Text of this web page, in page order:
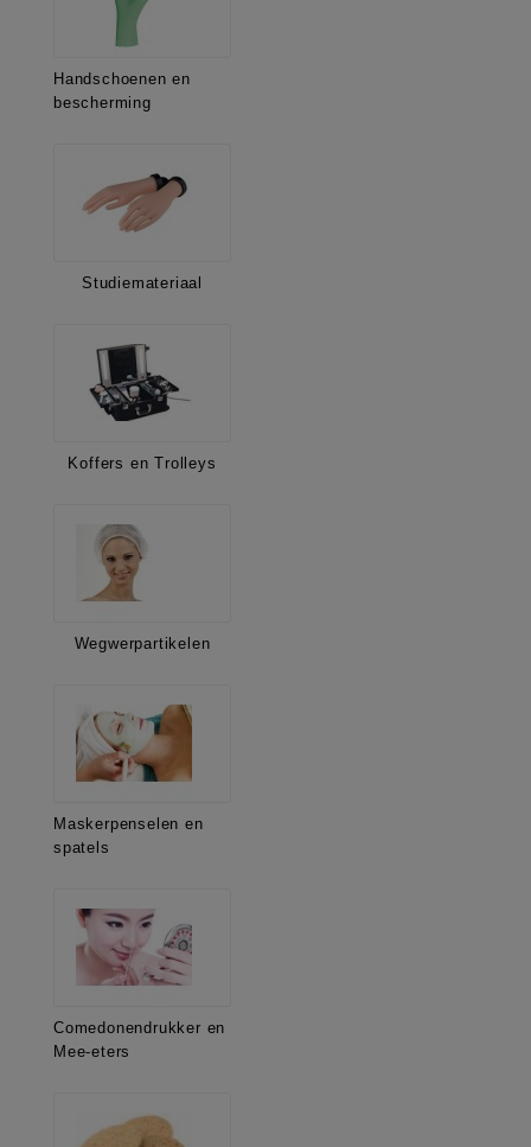
Handschoenen en
bescherming
Studiemateriaal
Koffers en Trolleys
Wegwerpartikelen
Maskerpenselen en
spatels
Comedonendrukker en
Mee-eters